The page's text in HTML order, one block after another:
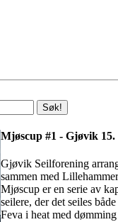
Søk!
Mjøscup #1 - Gjøvik 15.
Gjøvik Seilforening
sammen med
Mjøscup er en serie av
seilere, der det seiles
Feva i heat med